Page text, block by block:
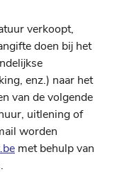
verkoopt,
doen bij het
enz.) naar het
van de volgende
uitlening of
worden
met behulp van